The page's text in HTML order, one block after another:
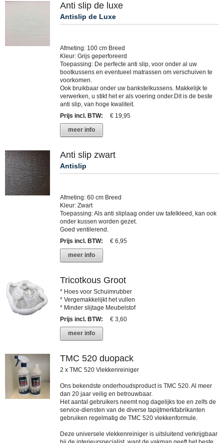
Anti slip de luxe
Antislip de Luxe
Afmeting: 100 cm Breed
Kleur: Grijs geperforeerd
Toepassing: De perfecte anti slip, voor onder al uw
bootkussens en eventueel matrassen om verschuiven te
voorkomen.
Ook bruikbaar onder uw bankstelkussens. Makkelijk te
verwerken, u stikt het er als voering onder.Dit is de beste
anti slip, van hoge kwaliteit.
Prijs incl. BTW:
€ 19,95
meer info
Anti slip zwart
Antislip
Afmeting: 60 cm Breed
Kleur: Zwart
Toepassing: Als anti sliplaag onder uw tafelkleed, kan ook
onder kussen worden gezet.
Goed ventilerend.
Prijs incl. BTW:
€ 6,95
meer info
Tricotkous Groot
* Hoes voor Schuimrubber
* Vergemakkelijkt het vullen
* Minder slijtage Meubelstof
Prijs incl. BTW:
€ 3,60
meer info
TMC 520 duopack
2 x TMC 520 Vlekkenreiniger
Ons bekendste onderhoudsproduct is TMC 520. Al meer
dan 20 jaar veilig en betrouwbaar.
Het aantal gebruikers neemt nog dagelijks toe en zelfs de
service-diensten van de diverse tapijtmerkfabrikanten
gebruiken regelmatig de TMC 520 vlekkenformule.
Deze universele vlekkenreiniger is uitsluitend verkrijgbaar